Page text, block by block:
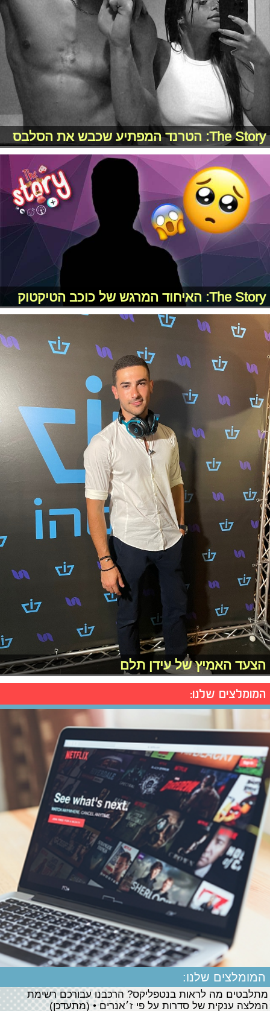
The Story: הטרנד המפתיע שכבש את הסלבס
The Story: האיחוד המרגש של כוכב הטיקטוק
הצעד האמיץ של עידן תלם
המומלצים שלנו:
המומלצים שלנו:
מתלבטים מה לראות בנטפליקס? הרכבנו עבורכם רשימת
המלצה ענקית של סדרות על פי ז׳אנרים • (מתעדכן)